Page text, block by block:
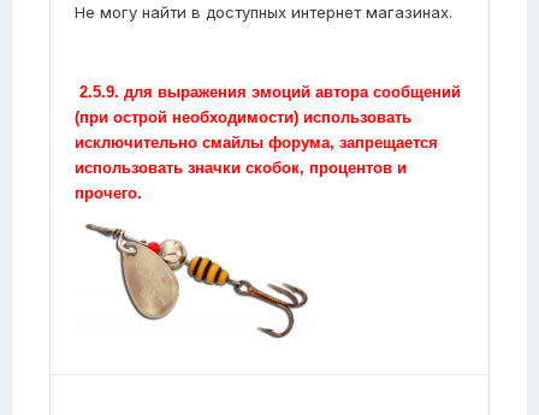
Не могу найти в доступных интернет магазинах.
2.5.9. для выражения эмоций автора сообщений
(при острой необходимости) использовать
исключительно смайлы форума, запрещается
использовать значки скобок, процентов и
прочего.